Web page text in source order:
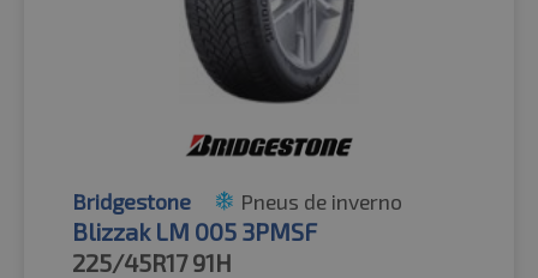
Bridgestone Pneus de inverno
Blizzak LM 005 3PMSF
225/45R17 91H